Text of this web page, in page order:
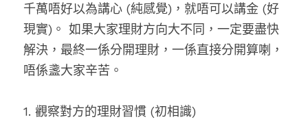
千萬唔好以為講心 (純感覺)，就唔可以講金 (好
現實)。 如果大家理財方向大不同，一定要盡快
解決，最終一係分開理財，一係直接分開算喇，
唔係盞大家辛苦。
1. 觀察對方的理財習慣 (初相識)